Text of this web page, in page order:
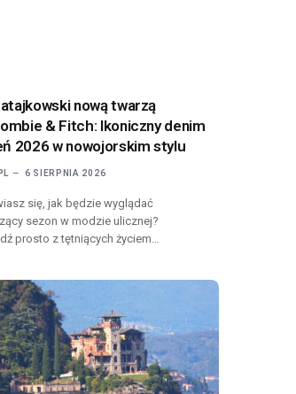
nową twarzą
& Fitch: Ikoniczny denim
2026 w nowojorskim stylu
6 SIERPNIA 2026
się, jak będzie wyglądać
sezon w modzie ulicznej?
prosto z tętniących życiem…